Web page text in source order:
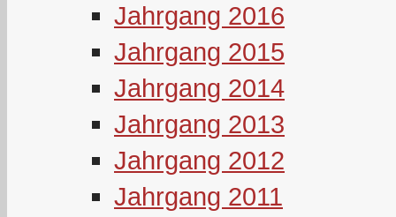
Jahrgang 2016
Jahrgang 2015
Jahrgang 2014
Jahrgang 2013
Jahrgang 2012
Jahrgang 2011